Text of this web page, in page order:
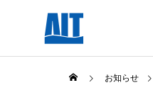
お知らせ